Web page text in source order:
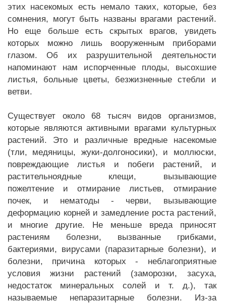
этих насекомых есть немало таких, которые, без
сомнения, могут быть названы врагами растений.
Но еще больше есть скрытых врагов, увидеть
которых можно лишь вооруженным приборами
глазом. Об их разрушительной деятельности
напоминают нам испорченные плоды, высохшие
листья, больные цветы, безжизненные стебли и
ветви.
Существует около 68 тысяч видов организмов,
которые являются активными врагами культурных
растений. Это и различные вредные насекомые
(тли, медяницы, жуки-долгоносики), и моллюски,
повреждающие листья и побеги растений, и
растительноядные клещи, вызывающие
пожелтение и отмирание листьев, отмирание
почек, и нематоды - черви, вызывающие
деформацию корней и замедление роста растений,
и многие другие. Не меньше вреда приносят
растениям болезни, вызванные грибками,
бактериями, вирусами (паразитарные болезни), и
болезни, причина которых - неблагоприятные
условия жизни растений (заморозки, засуха,
недостаток минеральных солей и т. д.), так
называемые непаразитарные болезни. Из-за